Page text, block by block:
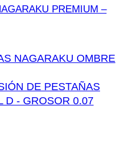
PREMIUM –